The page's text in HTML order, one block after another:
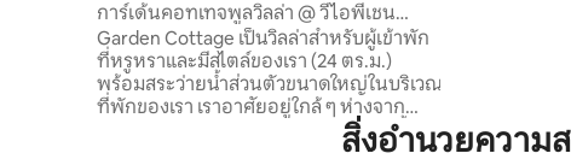
การ์เด้นคอทเทจพูลวิลล่า @ วีไอพีเชน
รีสอร์ท
Garden Cottage เป็นวิลล่าสำหรับผู้เข้าพัก
ที่หรูหราและมีสไตล์ของเรา (24 ตร.ม.)
พร้อมสระว่ายน้ำส่วนตัวขนาดใหญ่ในบริเวณ
ที่พักของเรา เราอาศัยอยู่ใกล้ ๆ ห่างจาก
ชายหาด 250 ม. มีเตียงคิงไซส์และห้องน้ำใน
ตัว สิ่งอำนวยความสะดวก ได้แก่ เครื่องปรับ
ราคาที่คุ้มค่า
สวยงามและ
สิ่งอำนวยความ